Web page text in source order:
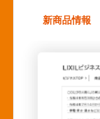
新商品情報